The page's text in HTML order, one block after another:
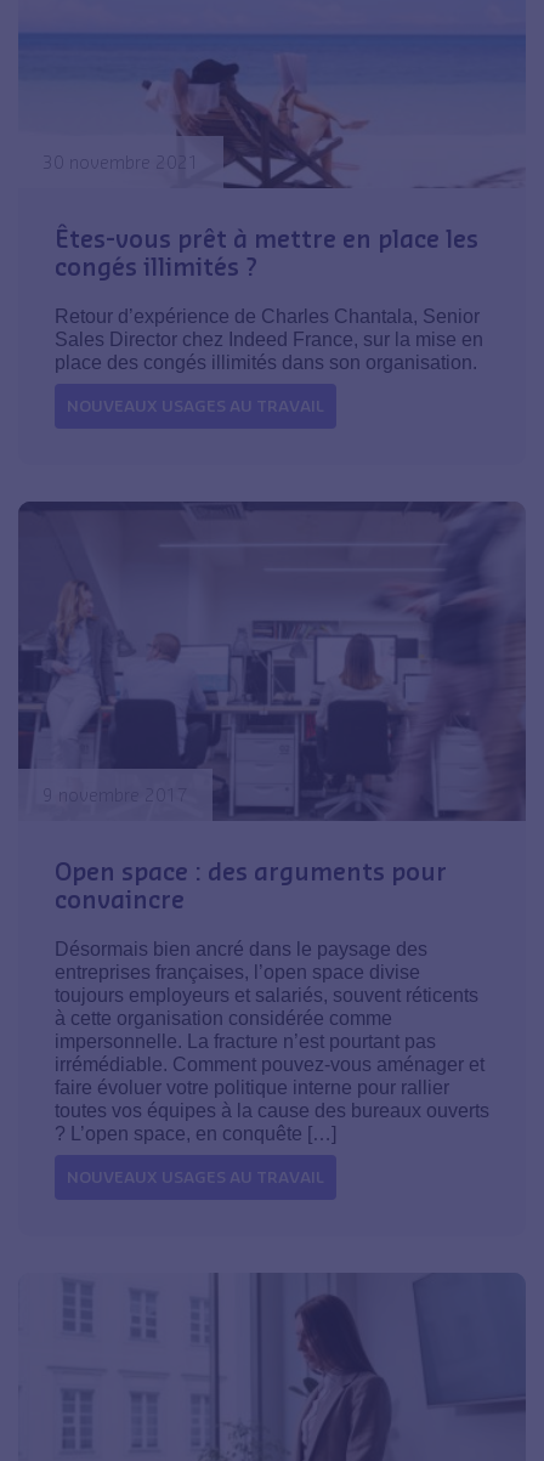
30 novembre 2021
Êtes-vous prêt à mettre en place les
congés illimités ?
Retour d’expérience de Charles Chantala, Senior
Sales Director chez Indeed France, sur la mise en
place des congés illimités dans son organisation.
NOUVEAUX USAGES AU TRAVAIL
9 novembre 2017
Open space : des arguments pour
convaincre
Désormais bien ancré dans le paysage des
entreprises françaises, l’open space divise
toujours employeurs et salariés, souvent réticents
à cette organisation considérée comme
impersonnelle. La fracture n’est pourtant pas
irrémédiable. Comment pouvez-vous aménager et
faire évoluer votre politique interne pour rallier
toutes vos équipes à la cause des bureaux ouverts
? L’open space, en conquête […]
NOUVEAUX USAGES AU TRAVAIL